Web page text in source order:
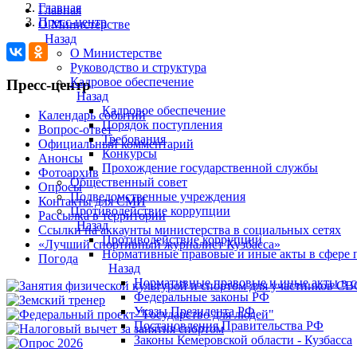
Главная
О Министерстве
Назад
О Министерстве
Руководство и структура
Кадровое обеспечение
Назад
Кадровое обеспечение
Порядок поступления
Требования
Конкурсы
Прохождение государственной службы
Общественный совет
Подведомственные учреждения
Противодействие коррупции
Назад
Противодействие коррупции
Нормативные правовые и иные акты в сфере
Назад
Нормативные правовые и иные акты в
Федеральные законы РФ
Указы Президента РФ
Постановления Правительства РФ
Законы Кемеровской области - Кузбасса
Главная
Пресс-центр
Пресс-центр
Календарь событий
Вопрос-ответ
Официальный комментарий
Анонсы
Фотоархив
Опросы
Контакты для СМИ
Рассылка в территории
Ссылки на аккаунты министерства в социальных сетях
«Лучший спортивный журналист Кузбасса»
Погода